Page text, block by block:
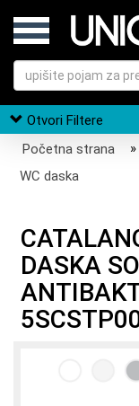
Otvori Filtere
Početna strana
»
WC daska
DASKA